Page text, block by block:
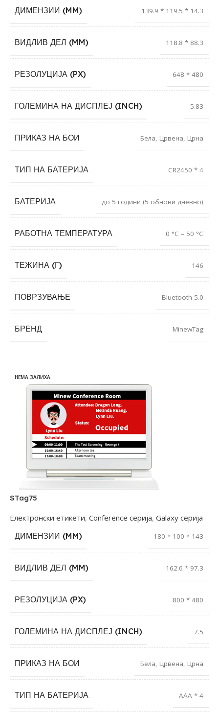
ДИМЕНЗИИ (MM)
139.9 * 119.5 * 14.3
ВИДЛИВ ДЕЛ (MM) 118.8 * 88.3
РЕЗОЛУЦИЈА (PX) 648 * 480
ГОЛЕМИНА НА ДИСПЛЕЈ (INCH) 5.83
ПРИКАЗ НА БОИ Бела Црвена Црна
ТИП НА БАТЕРИЈА CR2450 * 4
БАТЕРИЈА до 5 години (5 обнови дневно)
РАБОТНА ТЕМПЕРАТУРА 0 °C – 50 °C
ТЕЖИНА (Г) 146
ПОВРЗУВАЊЕ Bluetooth 5.0
БРЕНД MinewTag
НЕМА ЗАЛИХА
STag75
Електронски етикети, Conference серија, Galaxy серија
ДИМЕНЗИИ (MM)
180 * 100 * 143
ВИДЛИВ ДЕЛ (MM) 162.6 * 97.3
РЕЗОЛУЦИЈА (PX) 800 * 480
ГОЛЕМИНА НА ДИСПЛЕЈ (INCH) 7.5
ПРИКАЗ НА БОИ Бела Црвена Црна
ТИП НА БАТЕРИЈА AAA * 4